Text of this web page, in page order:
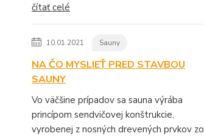
čítať celé
10.01.2021 Sauny
NA ČO MYSLIEŤ PRED STAVBOU
SAUNY
Vo väčšine prípadov sa sauna výrába
princípom sendvičovej konštrukcie,
vyrobenej z nosných drevených prvkov zo